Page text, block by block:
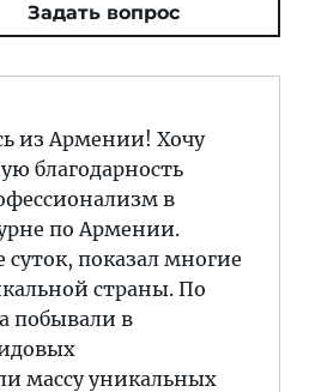
Задать вопрос
из Армении! Хочу
благодарность
в
по Армении.
суток, показал многие
страны. По
побывали в
массу уникальных